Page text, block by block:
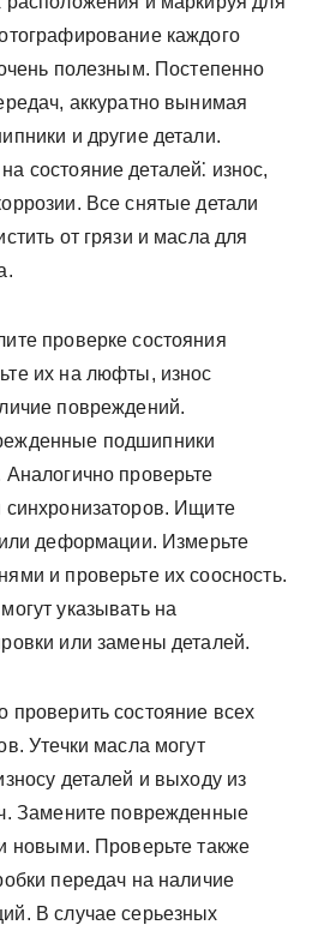
каждого
полезным. Постепенно
аккуратно вынимая
и другие детали.
состояние деталей⁚ износ,
Все снятые детали
от грязи и масла для
проверке состояния
их на люфты, износ
повреждений.
подшипники
проверьте
синхронизаторов. Ищите
деформации. Измерьте
и проверьте их соосность.
указывать на
или замены деталей.
проверить состояние всех
Утечки масла могут
деталей и выходу из
Замените поврежденные
новыми. Проверьте также
передач на наличие
В случае серьезных